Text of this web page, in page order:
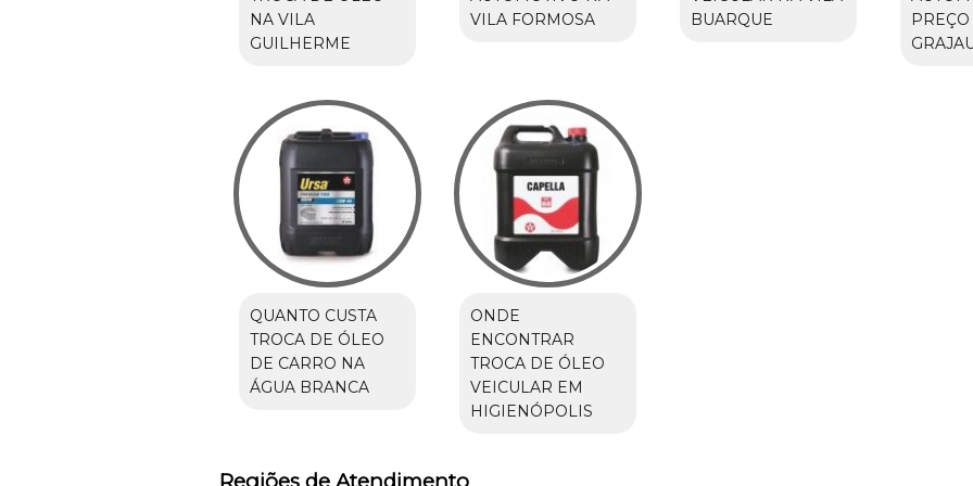
NA VILA
GUILHERME
VILA FORMOSA
BUARQUE
QUANTO CUSTA
TROCA DE ÓLEO
DE CARRO NA
ÁGUA BRANCA
ONDE
ENCONTRAR
TROCA DE ÓLEO
VEICULAR EM
HIGIENÓPOLIS